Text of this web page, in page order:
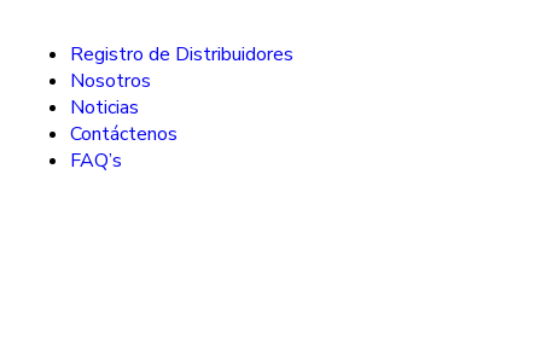
Registro de Distribuidores
Nosotros
Noticias
Contáctenos
FAQ’s